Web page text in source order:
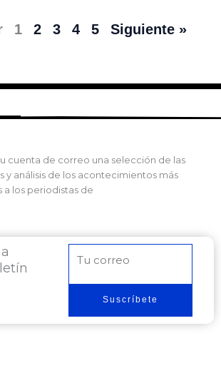
1 2 3 4 5 Siguiente »
cuenta de correo una selección de las
y análisis de los acontecimientos más
a los periodistas de
electrónico
Suscríbete